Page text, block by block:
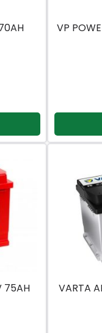
VP
75AH VARTA